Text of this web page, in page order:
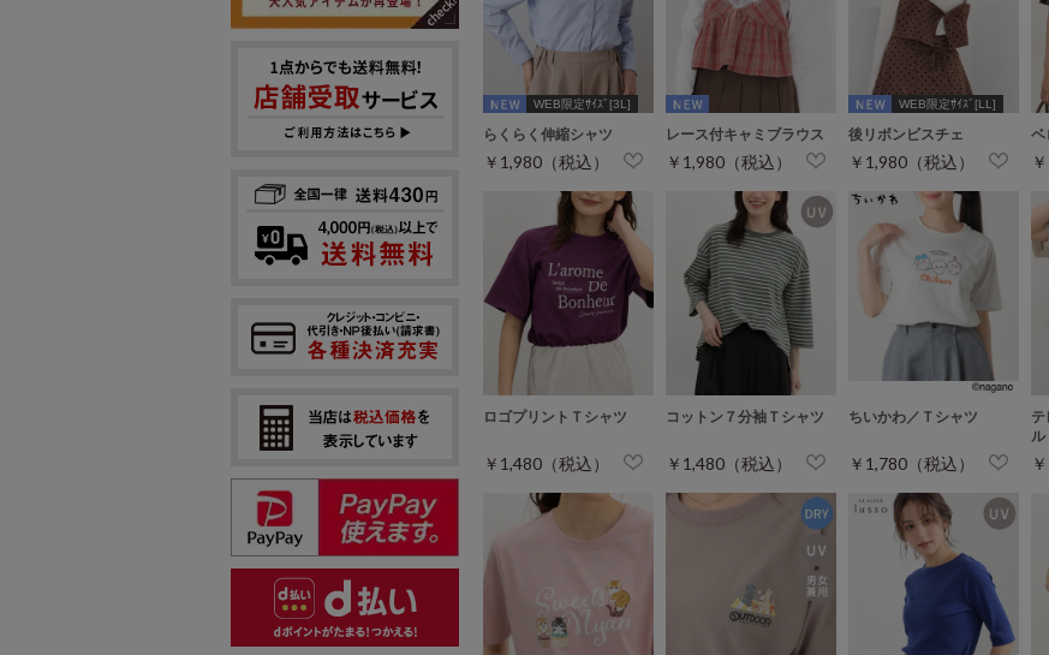
WEB限定ｻｲｽﾞ[3L]
らくらく伸縮シャツ
￥1,980（税込）
レース付キャミブラウス
￥1,980（税込）
WEB限定ｻｲｽﾞ[LL]
後リボンビスチェ
￥1,980（税込）
ベ
ロゴプリントＴシャツ
￥1,480（税込）
コットン７分袖Ｔシャツ
￥1,480（税込）
ちいかわ／Ｔシャツ
￥1,780（税込）
ル